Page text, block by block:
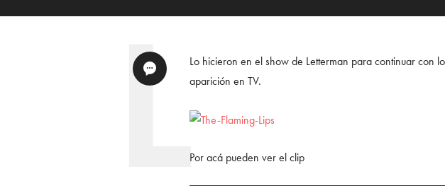
Lo hicieron en el show de Letterman para continuar con
aparición en TV.
Por acá pueden ver el clip